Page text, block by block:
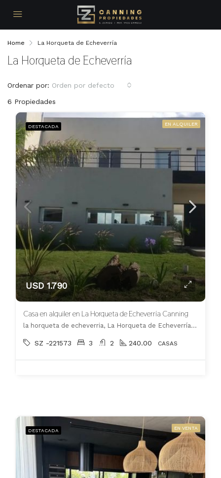
Home La Horqueta de Echeverría
La Horqueta de Echeverría
6 Propiedades
Ordenar por: Orden por defecto
DESTACADA EN ALQUILER
USD 1.790
Casa en alquiler en La Horqueta de Echeverría Canning
la horqueta de echeverria, La Horqueta de Echeverría, Esteban Echeverría
SZ -221573 3 2 240.00 CASAS
DESTACADA EN VENTA